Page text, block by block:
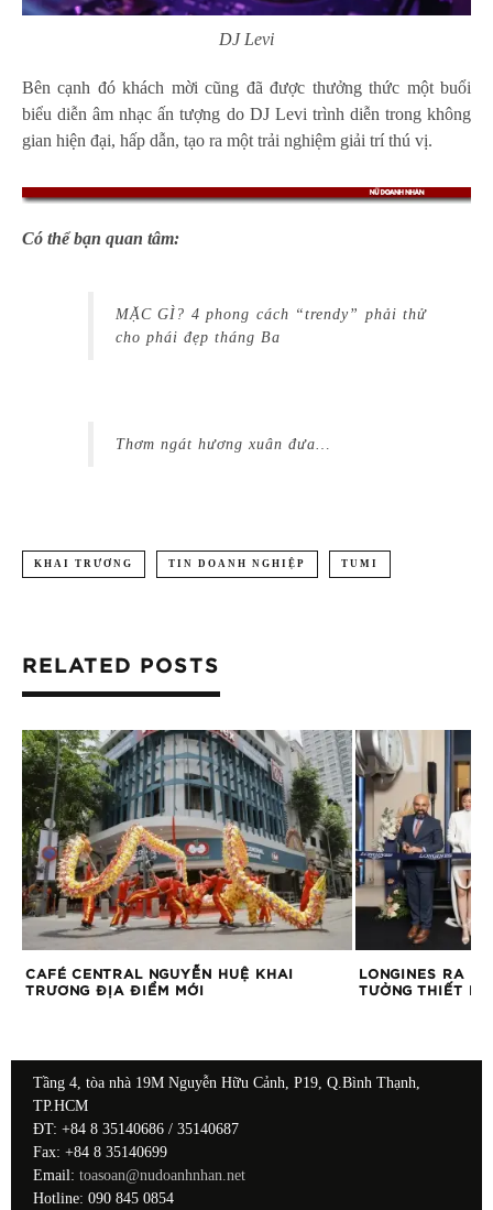
DJ Levi
Bên cạnh đó khách mời cũng đã được thưởng thức một buổi
biểu diễn âm nhạc ấn tượng do DJ Levi trình diễn trong không
gian hiện đại, hấp dẫn, tạo ra một trải nghiệm giải trí thú vị.
Có thể bạn quan tâm:
MẶC GÌ? 4 phong cách “trendy” phải thử
cho phái đẹp tháng Ba
Thơm ngát hương xuân đưa…
KHAI TRƯƠNG TIN DOANH NGHIỆP TUMI
RELATED POSTS
CAFÉ CENTRAL NGUYỄN HUỆ KHAI
TRƯƠNG ĐỊA ĐIỂM MỚI
LONGINES RA
TƯỞNG THIẾT
Tầng 4, tòa nhà 19M Nguyễn Hữu Cảnh, P19, Q.Bình Thạnh,
TP.HCM
ĐT: +84 8 35140686 / 35140687
Fax: +84 8 35140699
Email: toasoan@nudoanhnhan.net
Hotline: 090 845 0854